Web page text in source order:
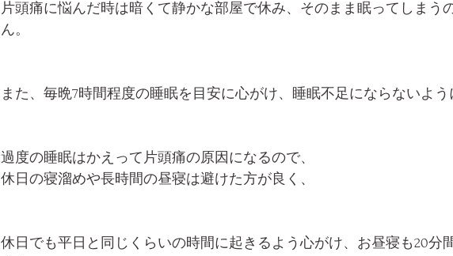
片頭痛に悩んだ時は暗くて静かな部屋で休み、そのまま眠ってしまう
ん。
また、毎晩7時間程度の睡眠を目安に心がけ、睡眠不足にならないよう
過度の睡眠はかえって片頭痛の原因になるので、
休日の寝溜めや長時間の昼寝は避けた方が良く、
休日でも平日と同じくらいの時間に起きるよう心がけ、お昼寝も20分